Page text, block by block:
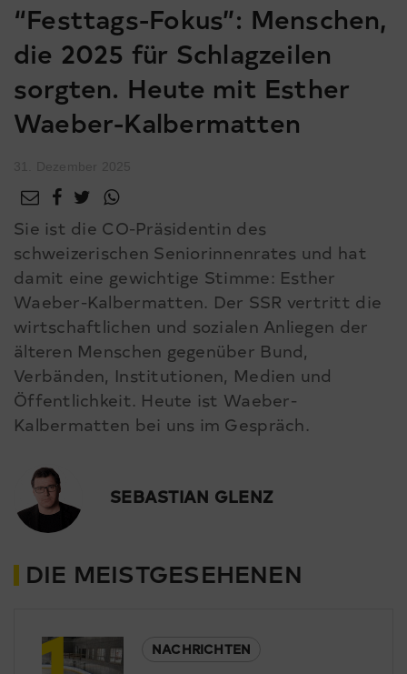
“Festtags-Fokus”: Menschen,
die 2025 für Schlagzeilen
sorgten. Heute mit Esther
Waeber-Kalbermatten
Sie ist die CO-Präsidentin des
schweizerischen Seniorinnenrates und hat
damit eine gewichtige Stimme: Esther
Waeber-Kalbermatten. Der SSR vertritt die
wirtschaftlichen und sozialen Anliegen der
älteren Menschen gegenüber Bund,
Verbänden, Institutionen, Medien und
Öffentlichkeit. Heute ist Waeber-
Kalbermatten bei uns im Gespräch.
SEBASTIAN GLENZ
DIE MEISTGESEHENEN
NACHRICHTEN